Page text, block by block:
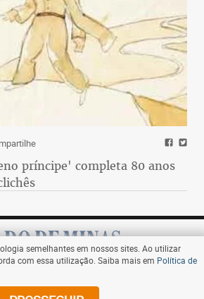
príncipe' completa 80 anos
Assine
semelhantes em nossos sites. Ao utilizar
com essa utilização. Saiba mais em Política de